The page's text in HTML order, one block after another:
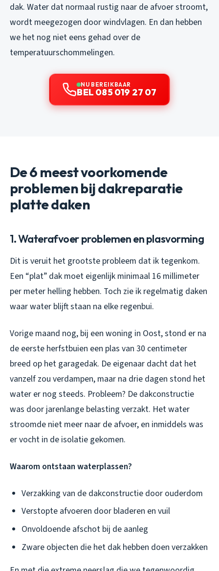
dak. Water dat normaal rustig naar de afvoer stroomt,
wordt meegezogen door windvlagen. En dan hebben
we het nog niet eens gehad over de
temperatuurschommelingen.
NU BEREIKBAAR
BEL 085 019 27 07
De 6 meest voorkomende
problemen bij dakreparatie
platte daken
1. Waterafvoer problemen en plasvorming
Dit is veruit het grootste probleem dat ik tegenkom.
Een “plat” dak moet eigenlijk minimaal 16 millimeter
per meter helling hebben. Toch zie ik regelmatig daken
waar water blijft staan na elke regenbui.
Vorige maand nog, bij een woning in Oost, stond er na
de eerste herfstbuien een plas van 30 centimeter
breed op het garagedak. De eigenaar dacht dat het
vanzelf zou verdampen, maar na drie dagen stond het
water er nog steeds. Probleem? De dakconstructie
was door jarenlange belasting verzakt. Het water
stroomde niet meer naar de afvoer, en inmiddels was
er vocht in de isolatie gekomen.
Waarom ontstaan waterplassen?
Verzakking van de dakconstructie door ouderdom
Verstopte afvoeren door bladeren en vuil
Onvoldoende afschot bij de aanleg
Zware objecten die het dak hebben doen verzakken